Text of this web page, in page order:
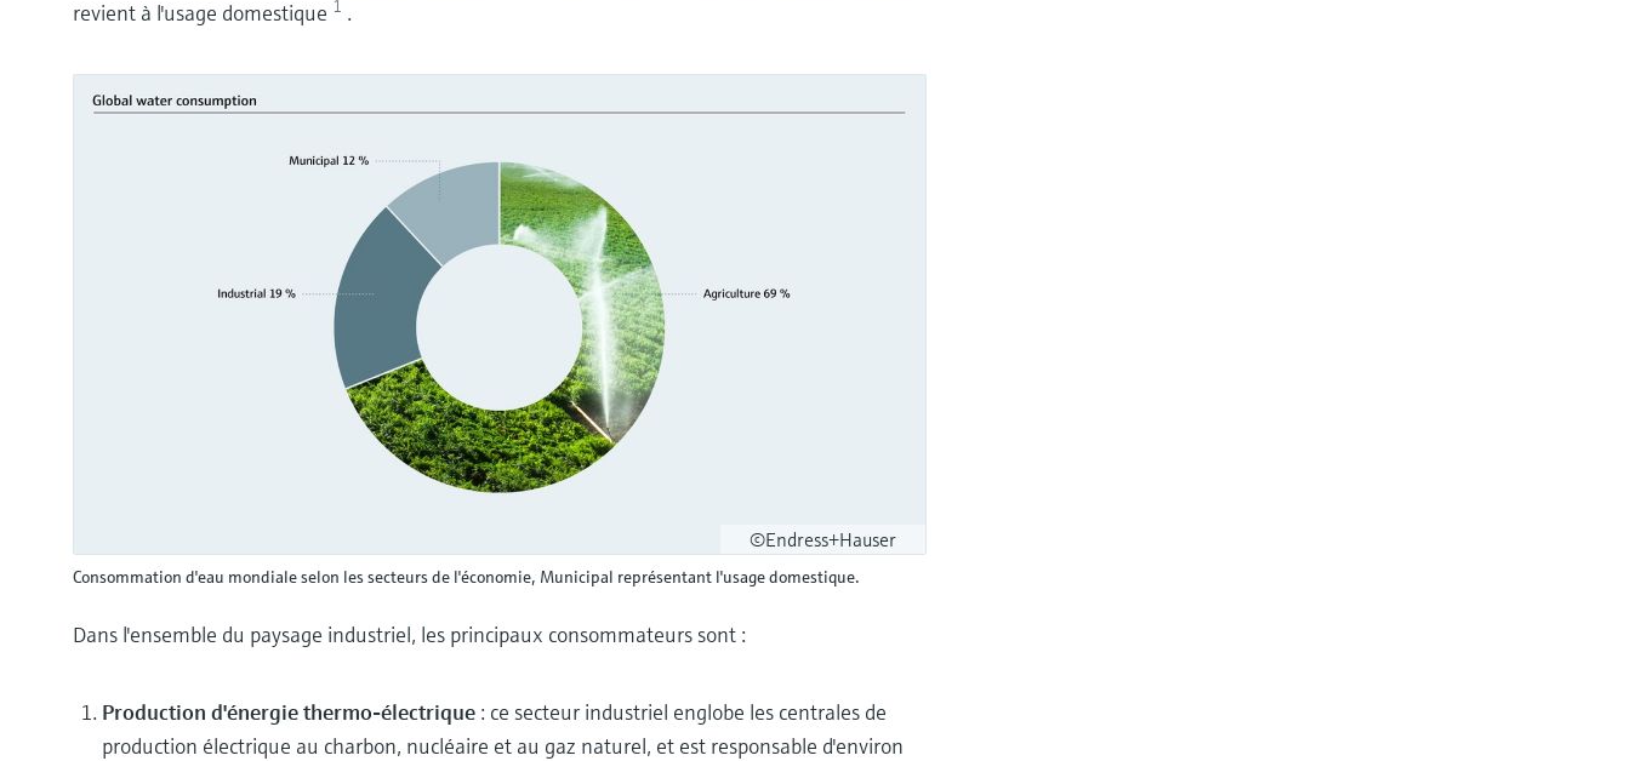
revient à l'usage domestique 1 .
©Endress+Hauser
Consommation d'eau mondiale selon les secteurs de l'économie, Municipal représentant l'usage domestique.
Dans l'ensemble du paysage industriel, les principaux consommateurs sont :
Production d'énergie thermo-électrique : ce secteur industriel englobe les centrales de
production électrique au charbon, nucléaire et au gaz naturel, et est responsable d'environ